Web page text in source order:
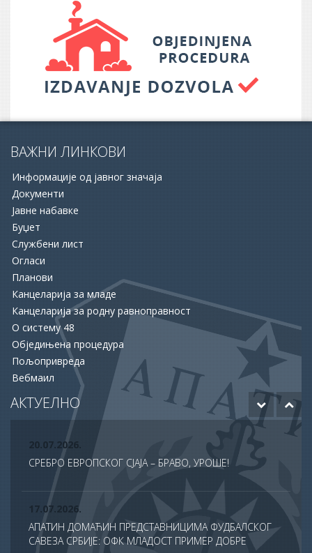
ВАЖНИ ЛИНКОВИ
Информације од јавног значаја
Документи
Јавне набавке
Буџет
Службени лист
Огласи
Планови
Канцеларија за младе
Канцеларија за родну равноправност
О систему 48
Обједињена процедура
Пољопривреда
Вебмаил
АКТУЕЛНО
16.06.2026.
ПОЗИВА ЗА ПОДРШКУ ЗАПОШЉАВАЊУ
15.06.2026.
ХУМАНОСТ КОЈА СПАШАВА ЖИВОТЕ: УПРИЛИЧЕН
ПРИЈЕМ ЗА ДОБРОВОЉНЕ ДАВАОЦЕ КРВИ
12.06.2026.
ОДОБРЕНО ЈОШ 20 МИЛИОНА ДИНАРА ЗА НАСТАВАК
РАДОВА НА БУДУЋЕМ МУЗЕЈУ АПАТИНА
20.07.2026.
СРЕБРО ЕВРОПСКОГ СЈАЈА – БРАВО, УРОШЕ!
17.07.2026.
АПАТИН ДОМАЋИН ПРЕДСТАВНИЦИМА ФУДБАЛСКОГ
САВЕЗА СРБИЈЕ: ОФК МЛАДОСТ ПРИМЕР ДОБРЕ